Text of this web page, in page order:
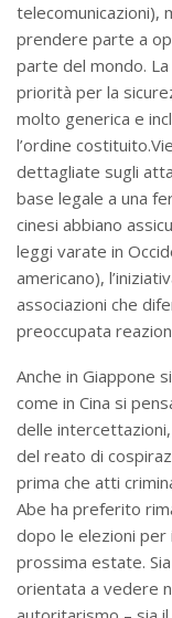
telecomunicazioni),
prendere parte a
parte del mondo.
priorità per la
molto generica e
l’ordine
dettagliate sugli
base legale a una
cinesi abbiano
leggi varate in
americano),
associazioni che
preoccupata
Anche in Giappone
come in Cina si
delle
del reato di
prima che atti
Abe ha preferito
dopo le elezioni per
prossima estate.
orientata a vedere